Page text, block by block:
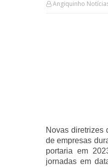
Angiquinho
Novas diretrizes
de empresas
portaria em
jornadas em